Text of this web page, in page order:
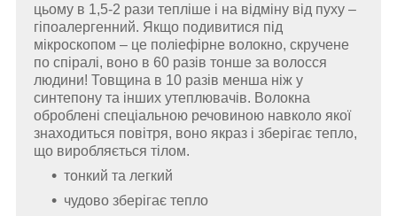
цьому в 1,5-2 рази тепліше і на відміну від пуху –
гіпоалергенний. Якщо подивитися під
мікроскопом – це поліефірне волокно, скручене
по спіралі, воно в 60 разів тонше за волосся
людини! Товщина в 10 разів менша ніж у
синтепону та інших утеплювачів. Волокна
оброблені спеціальною речовиною навколо якої
знаходиться повітря, воно якраз і зберігає тепло,
що виробляється тілом.
тонкий та легкий
чудово зберігає тепло